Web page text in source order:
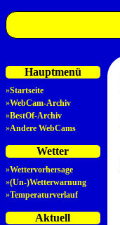
Hauptmenü
»Startseite
»WebCam-Archiv
»BestOf-Archiv
»Andere WebCams
Wetter
»Wettervorhersage
»(Un-)Wetterwarnung
»Temperaturverlauf
Aktuell